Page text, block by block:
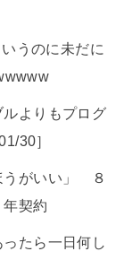
うのに未だに
ルよりもプログ
30］
うがいい」 ８
契約
たら一日何し